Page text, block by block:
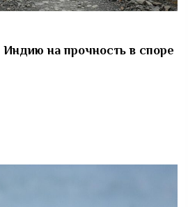
на прочность в споре